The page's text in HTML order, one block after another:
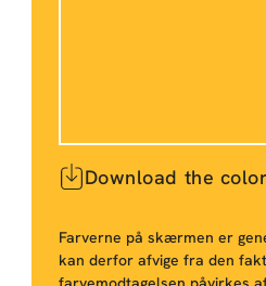
Download the
Farverne på skærmen er
kan derfor afvige fra den